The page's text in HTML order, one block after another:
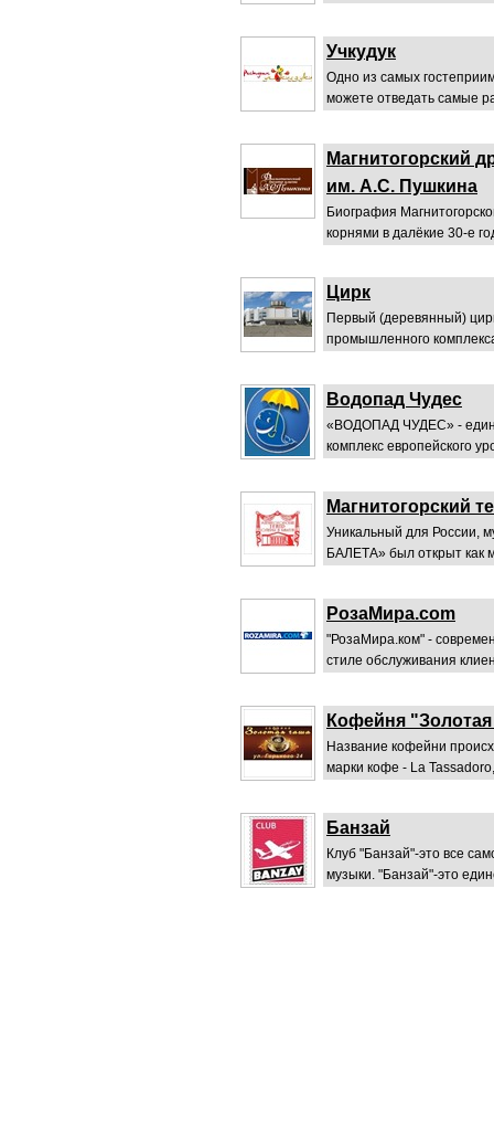
Учкудук
Одно из самых
можете отведать самые
Магнитогорский
им. А.С. Пушкина
Биография
корнями в далёкие 30-е
Цирк
Первый (деревянный)
промышленного
Водопад Чудес
«ВОДОПАД ЧУДЕС» -
комплекс европейского
Магнитогорский
Уникальный для
БАЛЕТА» был открыт как
РозаМира.com
"РозаМира.ком" -
стиле обслуживания
Кофейня
Название кофейни
марки кофе - La
Банзай
Клуб "Банзай"-это все
музыки. "Банзай"-это